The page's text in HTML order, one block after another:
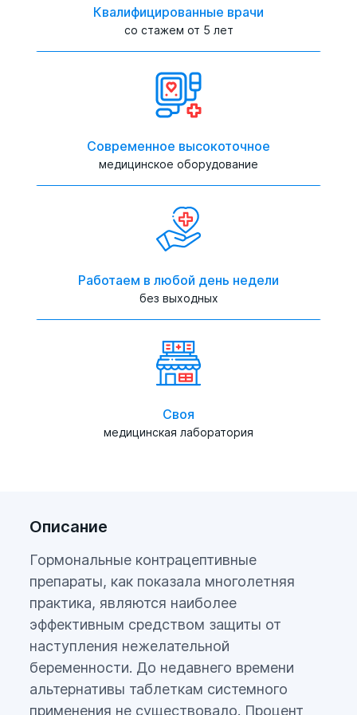
Квалифицированные врачи
со стажем от 5 лет
Современное высокоточное
медицинское оборудование
Работаем в любой день недели
без выходных
Своя
медицинская лаборатория
Описание
Гормональные контрацептивные
препараты, как показала многолетняя
практика, являются наиболее
эффективным средством защиты от
наступления нежелательной
беременности. До недавнего времени
альтернативы таблеткам системного
применения не существовало. Процент